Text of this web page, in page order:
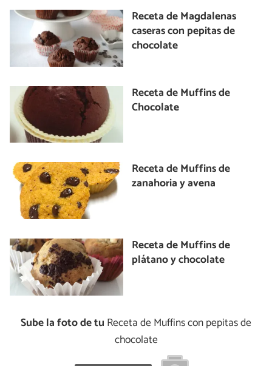
Receta de Magdalenas
caseras con pepitas de
chocolate
Receta de Muffins de
Chocolate
Receta de Muffins de
zanahoria y avena
Receta de Muffins de
plátano y chocolate
Sube la foto de tu Receta de Muffins con pepitas de
chocolate